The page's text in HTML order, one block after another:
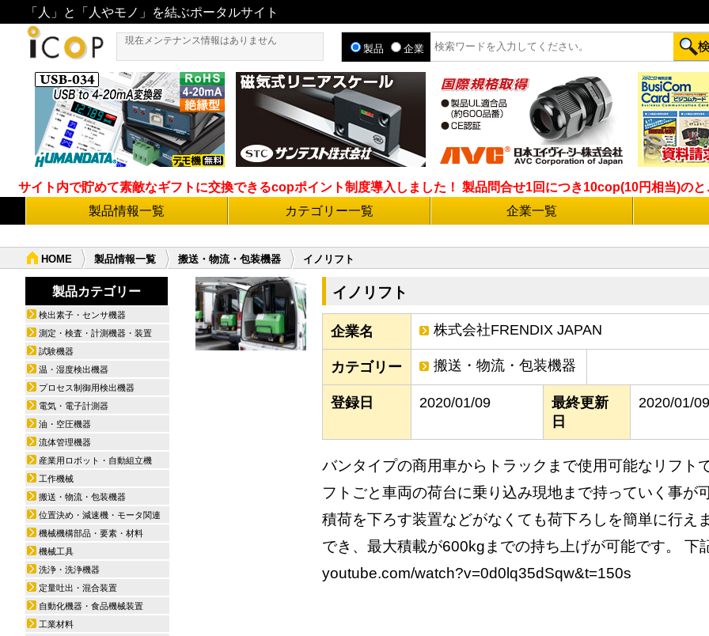
「人」と「人やモノ」を結ぶポータルサイト
現在メンテナンス情報はありません
製品 企業
サイト内で貯めて素敵なギフトに交換できるcopポイント制度導入しました！ 製品問合せ1回につき10cop(10円相当)の
製品情報一覧
カテゴリー一覧 企業一覧
HOME 製品情報一覧 搬送・物流・包装機器 イノリフト
イノリフト
企業名 株式会社FRENDIX JAPAN
カテゴリー 搬送・物流・包装機器
登録日 2020/01/09
最終更新
日
2020/01/09
バンタイプの商用車からトラックまで使用可能なリフト
フトごと車両の荷台に乗り込み現地まで持っていく事が
積荷を下ろす装置などがなくても荷下ろしを簡単に行え
でき、最大積載が600kgまでの持ち上げが可能です。 下
youtube.com/watch?v=0d0lq35dSqw&t=150s
製品カテゴリー
検出素子・センサ機器
測定・検査・計測機器・装置
試験機器
温・湿度検出機器
プロセス制御用検出機器
電気・電子計測器
油・空圧機器
流体管理機器
産業用ロボット・自動組立機
工作機械
搬送・物流・包装機器
位置決め・減速機・モータ関連
機械機構部品・要素・材料
機械工具
洗浄・洗浄機器
定量吐出・混合装置
自動化機器・食品機械装置
工業材料